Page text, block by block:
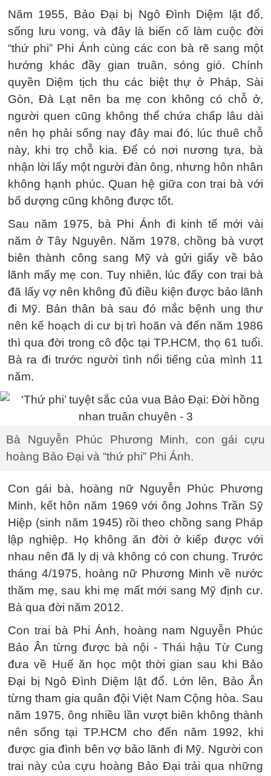
Năm 1955, Bảo Đại bị Ngô Đình Diệm lật đổ,
sống lưu vong, và đây là biến cố làm cuộc đời
“thứ phi” Phi Ánh cùng các con bà rẽ sang một
hướng khác đầy gian truân, sóng gió. Chính
quyền Diệm tịch thu các biệt thự ở Pháp, Sài
Gòn, Đà Lạt nên ba mẹ con không có chỗ ở,
người quen cũng không thể chứa chấp lâu dài
nên họ phải sống nay đây mai đó, lúc thuê chỗ
này, khi trọ chỗ kia. Để có nơi nương tựa, bà
nhận lời lấy một người đàn ông, nhưng hôn nhân
không hạnh phúc. Quan hệ giữa con trai bà với
bố dượng cũng không được tốt.
Sau năm 1975, bà Phi Ánh đi kinh tế mới vài
năm ở Tây Nguyên. Năm 1978, chồng bà vượt
biên thành công sang Mỹ và gửi giấy về bảo
lãnh mấy mẹ con. Tuy nhiên, lúc đấy con trai bà
đã lấy vợ nên không đủ điều kiện được bảo lãnh
đi Mỹ. Bản thân bà sau đó mắc bệnh ung thư
nên kế hoạch di cư bị trì hoãn và đến năm 1986
thì qua đời trong cô độc tại TP.HCM, thọ 61 tuổi.
Bà ra đi trước người tình nổi tiếng của mình 11
năm.
Bà Nguyễn Phúc Phương Minh, con gái cựu
hoàng Bảo Đại và “thứ phi” Phi Ánh.
Con gái bà, hoàng nữ Nguyễn Phúc Phương
Minh, kết hôn năm 1969 với ông Johns Trần Sỹ
Hiệp (sinh năm 1945) rồi theo chồng sang Pháp
lập nghiệp. Họ không ăn đời ở kiếp được với
nhau nên đã ly dị và không có con chung. Trước
tháng 4/1975, hoàng nữ Phương Minh về nước
thăm mẹ, sau khi mẹ mất mới sang Mỹ định cư.
Bà qua đời năm 2012.
Con trai bà Phi Ánh, hoàng nam Nguyễn Phúc
Bảo Ân từng được bà nội - Thái hậu Từ Cung
đưa về Huế ăn học một thời gian sau khi Bảo
Đại bị Ngô Đình Diệm lật đổ. Lớn lên, Bảo Ân
từng tham gia quân đội Việt Nam Cộng hòa. Sau
năm 1975, ông nhiều lần vượt biên không thành
nên sống tại TP.HCM cho đến năm 1992, khi
được gia đình bên vợ bảo lãnh đi Mỹ. Người con
trai này của cựu hoàng Bảo Đại trải qua những